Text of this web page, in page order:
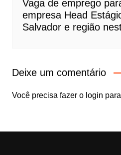
Vaga de emprego
empresa Head
Salvador e região
Deixe um comentário
Você precisa fazer o login